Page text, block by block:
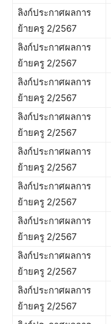
ลิงก์ประกาศผลการ
ย้ายครู 2/2567
ลิงก์ประกาศผลการ
ย้ายครู 2/2567
ลิงก์ประกาศผลการ
ย้ายครู 2/2567
ลิงก์ประกาศผลการ
ย้ายครู 2/2567
ลิงก์ประกาศผลการ
ย้ายครู 2/2567
ลิงก์ประกาศผลการ
ย้ายครู 2/2567
ลิงก์ประกาศผลการ
ย้ายครู 2/2567
ลิงก์ประกาศผลการ
ย้ายครู 2/2567
ลิงก์ประกาศผลการ
ย้ายครู 2/2567